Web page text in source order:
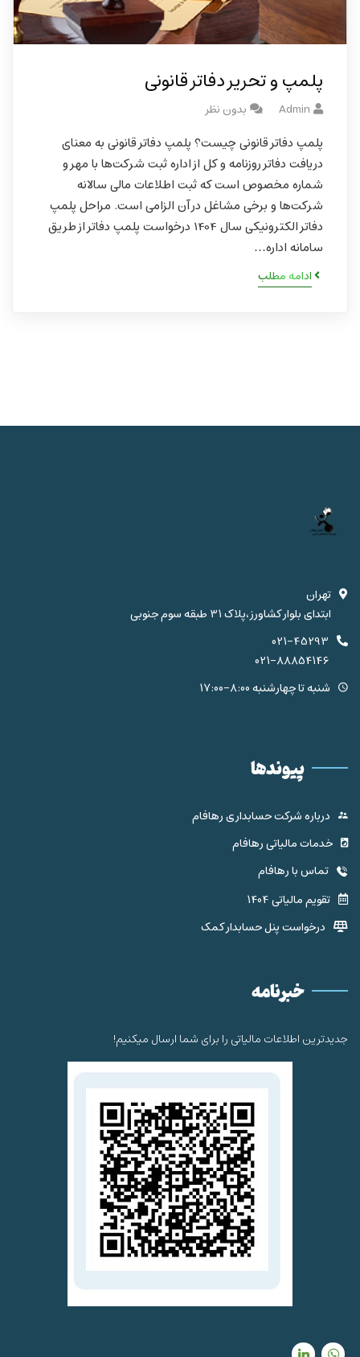
پلمپ و تحریر دفاتر قانونی
Admin بدون نظر
پلمپ دفاتر قانونی چیست؟ پلمپ دفاتر قانونی به معنای
دریافت دفاتر روزنامه و کل از اداره ثبت شرکت‌ها با مهر و
شماره مخصوص است که ثبت اطلاعات مالی سالانه
شرکت‌ها و برخی مشاغل در آن الزامی است. مراحل پلمپ
دفاتر الکترونیکی سال 1404 درخواست پلمپ دفاتر از طریق
سامانه اداره…
ادامه مطلب
تهران
ابتدای بلوار کشاورز،پلاک 31 طبقه سوم جنوبی
021-45293
021-88854146
شنبه تا چهارشنبه 8:00-17:00
پیوندها
درباره شرکت حسابداری رهافام
خدمات مالیاتی رهافام
تماس با رهافام
تقویم مالیاتی 1404
درخواست پنل حسابدار کمک
خبرنامه
جدیدترین اطلاعات مالیاتی را برای شما ارسال میکنیم!